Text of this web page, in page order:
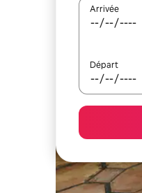
Arrivée
Départ